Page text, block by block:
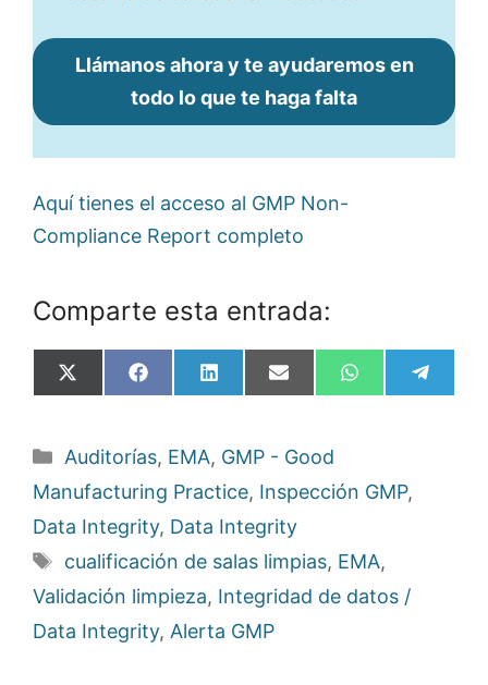
Llámanos ahora y te ayudaremos en
todo lo que te haga falta
Aquí tienes el acceso al GMP Non-
Compliance Report completo
Comparte esta entrada:
Compartir
en
X
(
i
t
e
r
)
Compartir
en
F
a
b
o
k
Compartir
en
L
i
e
d
I
n
Compartir
en
E
m
l
Compartir
en
W
h
A
p
en
e
Categorías
Auditorías, EMA, GMP - Good
Manufacturing Practice, Inspección GMP,
Data Integrity, Data Integrity
Etiquetas
cualificación de salas limpias, EMA,
Validación limpieza, Integridad de datos /
Data Integrity, Alerta GMP